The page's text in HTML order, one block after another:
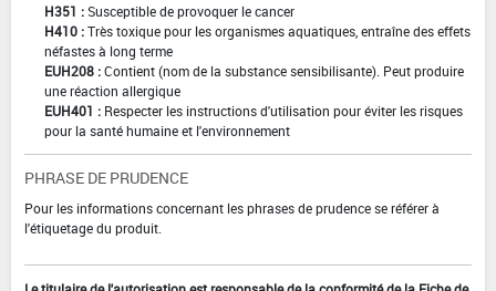
H351 :Susceptible de provoquer le cancer
H410 :Très toxique pour les organismes aquatiques, entraîne des effets
néfastes à long terme
EUH208 :Contient (nom de la substance sensibilisante). Peut produire
une réaction allergique
EUH401 : Respecter les instructions d'utilisation pour éviter les risques
pour la santé humaine et l'environnement
PHRASE DE PRUDENCE
Pour les informations concernant les phrases de prudence se référer à
l'étiquetage du produit.